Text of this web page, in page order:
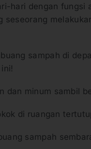
hari dengan fungsi
seseorang
sampah di
dan minum sambil
di ruangan
sampah